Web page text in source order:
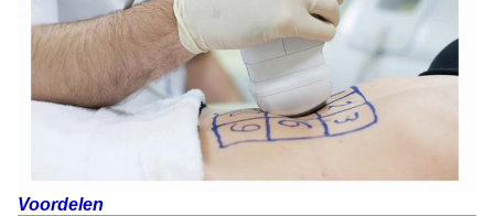
Voordelen